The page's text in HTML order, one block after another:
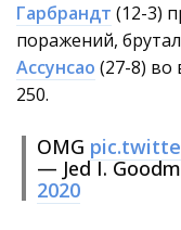
Гарбрандт (12-3)
поражений,
Ассунсао (27-8) во
250.
OMG
— Jed I.
2020